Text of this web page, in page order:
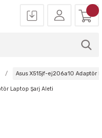
Asus X515jf-ej206a10 Adaptör